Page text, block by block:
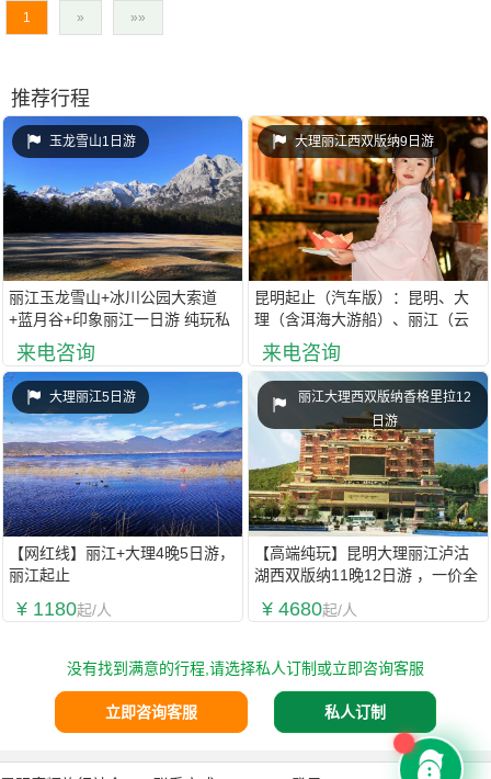
1 » »»
推荐行程
玉龙雪山1日游
丽江玉龙雪山+冰川公园大索道
+蓝月谷+印象丽江一日游 纯玩私
人定制 2人成团
来电咨询
大理丽江西双版纳9日游
昆明起止（汽车版）：昆明、大
理（含洱海大游船）、丽江（云
坪杉索道+丽江大型歌舞）、西双
版纳9日游
来电咨询
大理丽江5日游
【网红线】丽江+大理4晚5日游，
丽江起止
¥ 1180起/人
丽江大理西双版纳香格里拉12
日游
【高端纯玩】昆明大理丽江泸沽
湖西双版纳11晚12日游 ，一价全
款游轮，3程动车
¥ 4680起/人
没有找到满意的行程,请选择私人订制或立即咨询客服
立即咨询客服 私人订制